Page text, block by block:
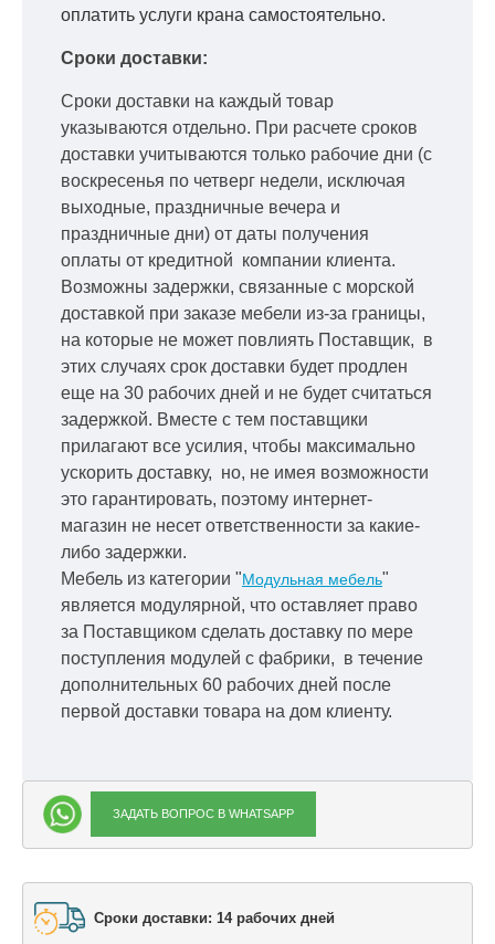
оплатить услуги крана самостоятельно.
Сроки доставки:
Сроки доставки на каждый товар
указываются отдельно. При расчете сроков
доставки учитываются только рабочие дни (с
воскресенья по четверг недели, исключая
выходные, праздничные вечера и
праздничные дни) от даты получения
оплаты от кредитной компании клиента.
Возможны задержки, связанные с морской
доставкой при заказе мебели из-за границы,
на которые не может повлиять Поставщик, в
этих случаях срок доставки будет продлен
еще на 30 рабочих дней и не будет считаться
задержкой. Вместе с тем поставщики
прилагают все усилия, чтобы максимально
ускорить доставку, но, не имея возможности
это гарантировать, поэтому интернет-
магазин не несет ответственности за какие-
либо задержки.
Мебель из категории "Модульная мебель"
является модулярной, что оставляет право
за Поставщиком сделать доставку по мере
поступления модулей с фабрики, в течение
дополнительных 60 рабочих дней после
первой доставки товара на дом клиенту.
ЗАДАТЬ ВОПРОС В WHATSAPP
Сроки доставки: 14 рабочих дней